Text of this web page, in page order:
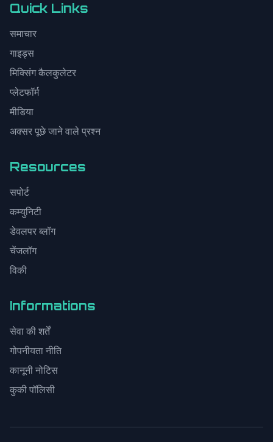
Quick Links
समाचार
गाइड्स
मिक्सिंग कैलकुलेटर
प्लेटफॉर्म
मीडिया
अक्सर पूछे जाने वाले प्रश्न
Resources
सपोर्ट
कम्युनिटी
डेवलपर ब्लॉग
चेंजलॉग
विकी
Informations
सेवा की शर्तें
गोपनीयता नीति
कानूनी नोटिस
कुकी पॉलिसी